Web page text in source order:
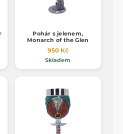
Pohár s jelenem,
Monarch of the Glen
950 Kč
Skladem